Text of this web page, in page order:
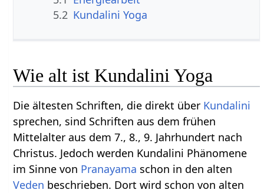
5.2 Kundalini Yoga
Wie alt ist Kundalini Yoga
Die ältesten Schriften, die direkt über Kundalini
sprechen, sind Schriften aus dem frühen
Mittelalter aus dem 7., 8., 9. Jahrhundert nach
Christus. Jedoch werden Kundalini Phänomene
im Sinne von Pranayama schon in den alten
Veden beschrieben. Dort wird schon von alten